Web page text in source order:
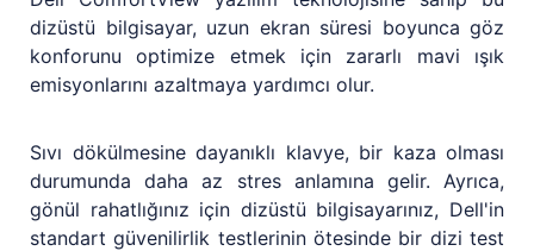
dizüstü bilgisayar, uzun ekran süresi boyunca göz
konforunu optimize etmek için zararlı mavi ışık
emisyonlarını azaltmaya yardımcı olur.
Sıvı dökülmesine dayanıklı klavye, bir kaza olması
durumunda daha az stres anlamına gelir. Ayrıca,
gönül rahatlığınız için dizüstü bilgisayarınız, Dell'in
standart güvenilirlik testlerinin ötesinde bir dizi test